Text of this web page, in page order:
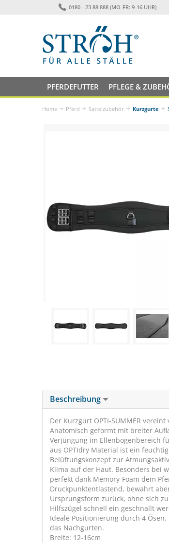
0180 - 23 88 888 (MO-FR: 9-16 UHR)
PFERDEFUTTER PFLEGE &
Home Pferd Sattelzubehör Kurzgurte
Beschreibung
Der Kurzgurt OPTI-SUMMER
Anatomisch geformt mit breiter
Verjüngung im Ellenbogenbereich
aus OPTIdry Material ist ein
Belüftungskonzept zur
Klima auf der Haut. Besonders bei
perfekt dank Memory-Foam dem
Druckpunktentlastend, bewahrt
Ursprungsform zurück, ohne sich
Hilfszügel schnell ein geschnallt
Ideale Positionierung durch 4
das Nachgurten.
Breite: 12-16cm